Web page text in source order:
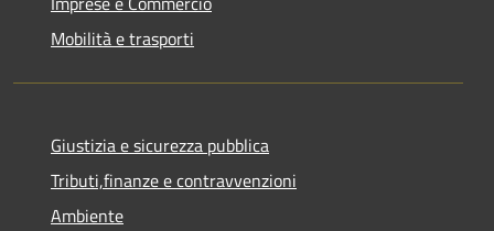
Mobilità e trasporti
Giustizia e sicurezza pubblica
Tributi,finanze e contravvenzioni
Ambiente